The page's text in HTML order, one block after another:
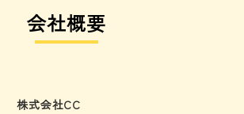
会社概要
株式会社CC